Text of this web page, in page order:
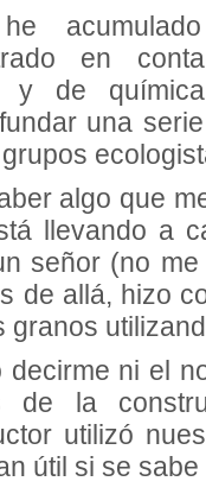
en
y de
una
algo que
llevando a
señor (no
de allá, hizo
granos
decirme ni el
de la
utilizó
útil si se sabe